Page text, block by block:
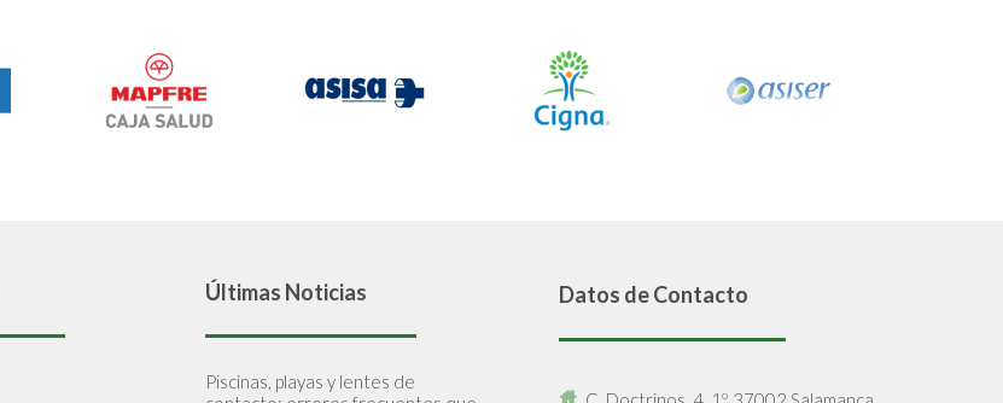
Últimas Noticias
Piscinas, playas y lentes de
Datos de Contacto